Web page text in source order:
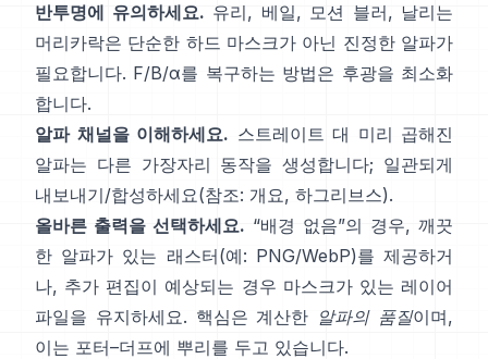
반투명에 유의하세요. 유리, 베일, 모션 블러, 날리는
머리카락은 단순한 하드 마스크가 아닌 진정한 알파가
필요합니다. F/B/α를 복구하는 방법은 후광을 최소화
합니다.
알파 채널을 이해하세요. 스트레이트 대 미리 곱해진
알파는 다른 가장자리 동작을 생성합니다; 일관되게
내보내기/합성하세요(참조: 개요, 하그리브스).
올바른 출력을 선택하세요. “배경 없음”의 경우, 깨끗
한 알파가 있는 래스터(예: PNG/WebP)를 제공하거
나, 추가 편집이 예상되는 경우 마스크가 있는 레이어
파일을 유지하세요. 핵심은 계산한 알파의 품질이며,
이는 포터–더프에 뿌리를 두고 있습니다.